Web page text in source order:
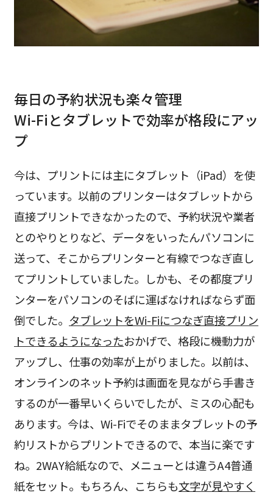
毎日の予約状況も楽々管理
Wi-Fiとタブレットで効率が格段にアッ
プ
今は、プリントには主にタブレット（iPad）を使
っています。以前のプリンターはタブレットから
直接プリントできなかったので、予約状況や業者
とのやりとりなど、データをいったんパソコンに
送って、そこからプリンターと有線でつなぎ直し
てプリントしていました。しかも、その都度プリ
ンターをパソコンのそばに運ばなければならず面
倒でした。 タブレットをWi-Fiにつなぎ直接プリン
トできるようになったおかげで、格段に機動力が
アップし、仕事の効率が上がりました。以前は、
オンラインのネット予約は画面を見ながら手書き
するのが一番早いくらいでしたが、ミスの心配も
あります。今は、Wi-Fiでそのままタブレットの予
約リストからプリントできるので、本当に楽です
ね。2WAY給紙なので、メニューとは違うA4普通
紙をセット。もちろん、こちらも文字が見やすく